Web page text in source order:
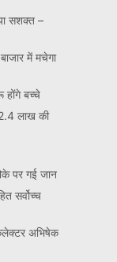
सशक्त –
में मचेगा
बच्चे
लाख की
पर गई जान
सर्वोच्च
अभिषेक